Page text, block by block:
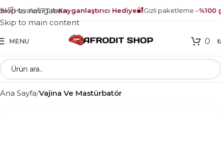
🛒Havale/EFT ileKayganlaştırıcı Hediye🔐Gizli paketleme –%100
Skip to navigation
Skip to main content
MENU 0 ₺
Ana Sayfa Vajina Ve Mastürbatör